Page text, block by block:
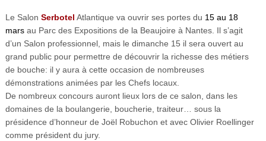
Le Salon Serbotel Atlantique va ouvrir ses portes du 15 au 18
marsau Parc des Expositions de la Beaujoire à Nantes. Il s’agit
d’un Salon professionnel, mais le dimanche 15 il sera ouvert au
grand public pour permettre de découvrir la richesse des métiers
de bouche: il y aura à cette occasion de nombreuses
démonstrations animées par les Chefs locaux.
De nombreux concours auront lieux lors de ce salon, dans les
domaines de la boulangerie, boucherie, traiteur… sous la
présidence d’honneur de Joël Robuchon et avec Olivier Roellinger
comme président du jury.